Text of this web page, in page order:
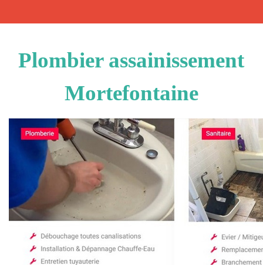
Plombier assainissement
Mortefontaine